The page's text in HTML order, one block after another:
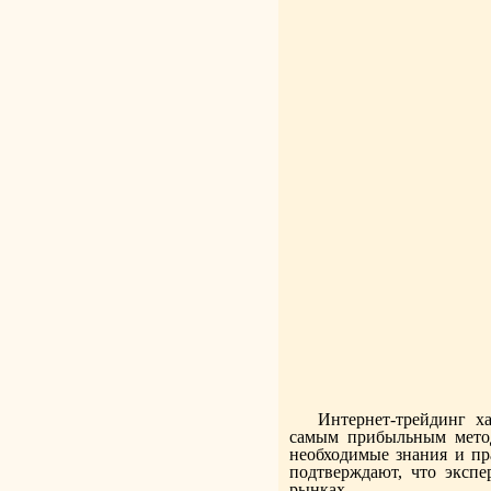
Интернет-трейдинг
самым прибыльным
необходимые знания и
подтверждают, что